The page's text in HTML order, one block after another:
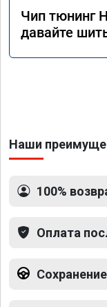
Чип тюнинг
давайте
Наши
100%
Оплата